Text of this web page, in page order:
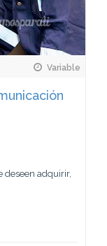
Variable
deseen adquirir,